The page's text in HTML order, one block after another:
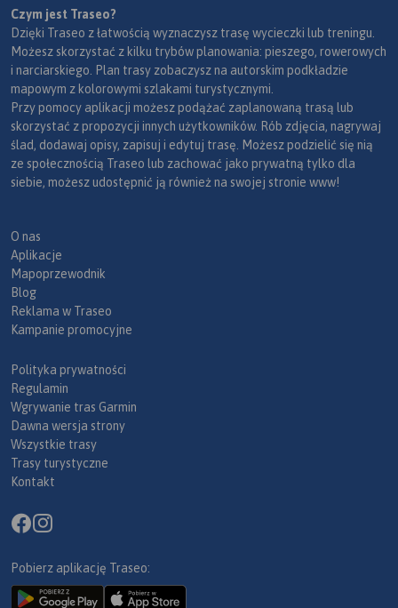
Czym jest Traseo?
Dzięki Traseo z łatwością wyznaczysz trasę wycieczki lub treningu.
Możesz skorzystać z kilku trybów planowania: pieszego, rowerowych
i narciarskiego. Plan trasy zobaczysz na autorskim podkładzie
mapowym z kolorowymi szlakami turystycznymi.
Przy pomocy aplikacji możesz podążać zaplanowaną trasą lub
skorzystać z propozycji innych użytkowników. Rób zdjęcia, nagrywaj
ślad, dodawaj opisy, zapisuj i edytuj trasę. Możesz podzielić się nią
ze społecznością Traseo lub zachować jako prywatną tylko dla
siebie, możesz udostępnić ją również na swojej stronie www!
O nas
Aplikacje
Mapoprzewodnik
Blog
Reklama w Traseo
Kampanie promocyjne
Polityka prywatności
Regulamin
Wgrywanie tras Garmin
Dawna wersja strony
Wszystkie trasy
Trasy turystyczne
Kontakt
Pobierz aplikację Traseo: